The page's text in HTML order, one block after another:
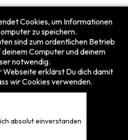
35410 Hungen-Rodheim
Cookies, um Informationen
zu speichern.
sind zum ordentlichen Betrieb
Computer und deinem
notwendig.
Webseite erklärst Du dich damit
wir Cookies verwenden.
absolut einverstanden